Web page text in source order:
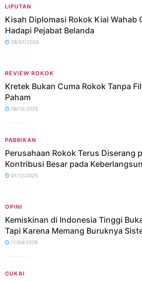
LIPUTAN
Kisah Diplomasi Rokok Kiai Wahab
Hadapi Pejabat Belanda
28/07/2026
REVIEW ROKOK
Kretek Bukan Cuma Rokok Tanpa
Paham
08/12/2025
PABRIKAN
Perusahaan Rokok Terus Diserang
Kontribusi Besar pada
01/12/2025
OPINI
Kemiskinan di Indonesia Tinggi
Tapi Karena Memang Buruknya
11/04/2026
CUKAI